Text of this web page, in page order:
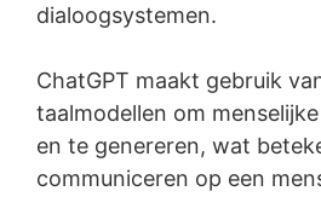
dialoogsystemen.
ChatGPT maakt gebruik
taalmodellen om
en te genereren, wat
communiceren op een